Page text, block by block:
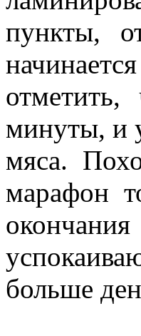
пункты,
минуты, и
мяса.
марафон
больше